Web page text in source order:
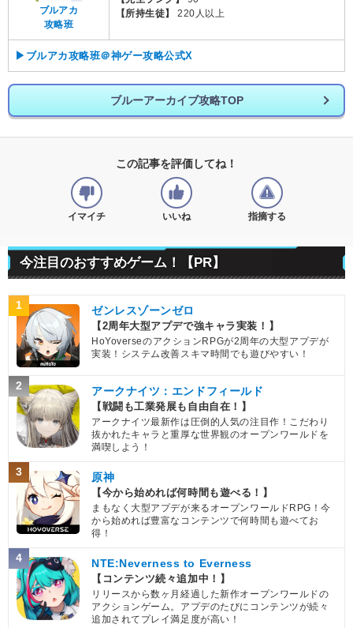
ブルアカ
攻略班
【所持生徒】
220人以上
▶ブルアカ攻略班＠神ゲー攻略公式X
ブルーアーカイブ攻略TOP
この記事を評価してね！
イマイチ いいね 指摘する
今注目のおすすめゲーム！【PR】
1 ゼンレスゾーンゼロ
【2周年大型アプデで強キャラ実装！】
HoYoverseのアクションRPGが2周年の大型アプデが
実装！システム改善スキマ時間でも遊びやすい！
2 アークナイツ：エンドフィールド
【戦闘も工業発展も自由自在！】
アークナイツ最新作は圧倒的人気の注目作！こだわり
抜かれたキャラと重厚な世界観のオープンワールドを
満喫しよう！
3 原神
【今から始めれば何時間も遊べる！】
まもなく大型アプデが来るオープンワールドRPG！今
から始めれば豊富なコンテンツで何時間も遊べてお
得！
4 NTE:Neverness to Everness
【コンテンツ続々追加中！】
リリースから数ヶ月経過した新作オープンワールドの
アクションゲーム。アプデのたびにコンテンツが続々
追加されてプレイ満足度が高い！